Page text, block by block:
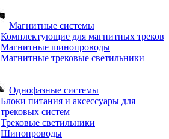
Магнитные системы
Комплектующие для магнитных треков
Магнитные шинопроводы
Магнитные трековые светильники
Однофазные системы
Блоки питания и аксессуары для
трековых систем
Трековые светильники
Шинопроводы